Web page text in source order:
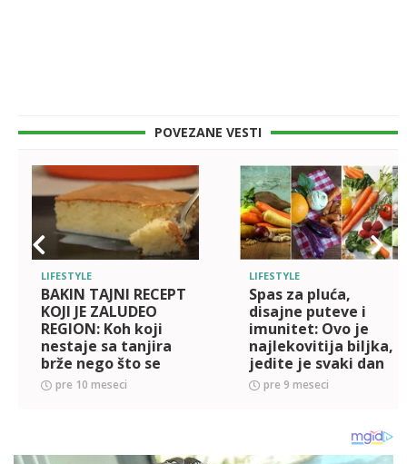
POVEZANE VESTI
LIFESTYLE
BAKIN TAJNI RECEPT
KOJI JE ZALUDEO
REGION: Koh koji
nestaje sa tanjira
brže nego što se
ispeče! Svi traže još!
pre 10 meseci
LIFESTYLE
Spas za pluća,
disajne puteve i
imunitet: Ovo je
najlekovitija biljka,
jedite je svaki dan
pre 9 meseci